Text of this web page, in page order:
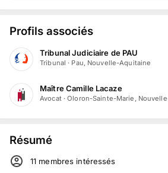
Profils associés
Tribunal Judiciaire de PAU
Tribunal · Pau, Nouvelle-Aquitaine
Maître Camille Lacaze
Avocat·Oloron-Sainte-Marie,
Résumé
11 membres intéressés